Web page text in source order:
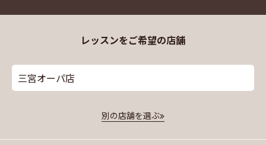
レッスンをご希望の店舗
三宮オーパ店
別の店舗を選ぶ